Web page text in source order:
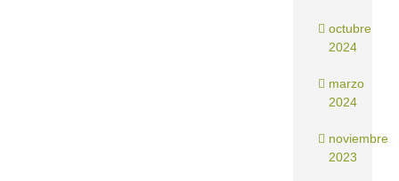
octubre
2024
marzo
2024
noviembre
2023